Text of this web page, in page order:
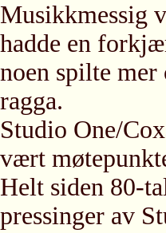
Musikkmessig
hadde en
noen spilte mer
ragga.
Studio One/
vært
Helt siden 80-
pressinger av